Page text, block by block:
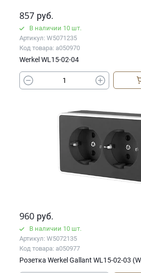
857 руб.
В наличии 10 шт.
Артикул: W5071235
Код товара: a050970
Werkel WL15-02-04
960 руб.
В наличии 10 шт.
Артикул: W5072135
Код товара: a050977
Розетка Werkel Gallant WL15-02-03